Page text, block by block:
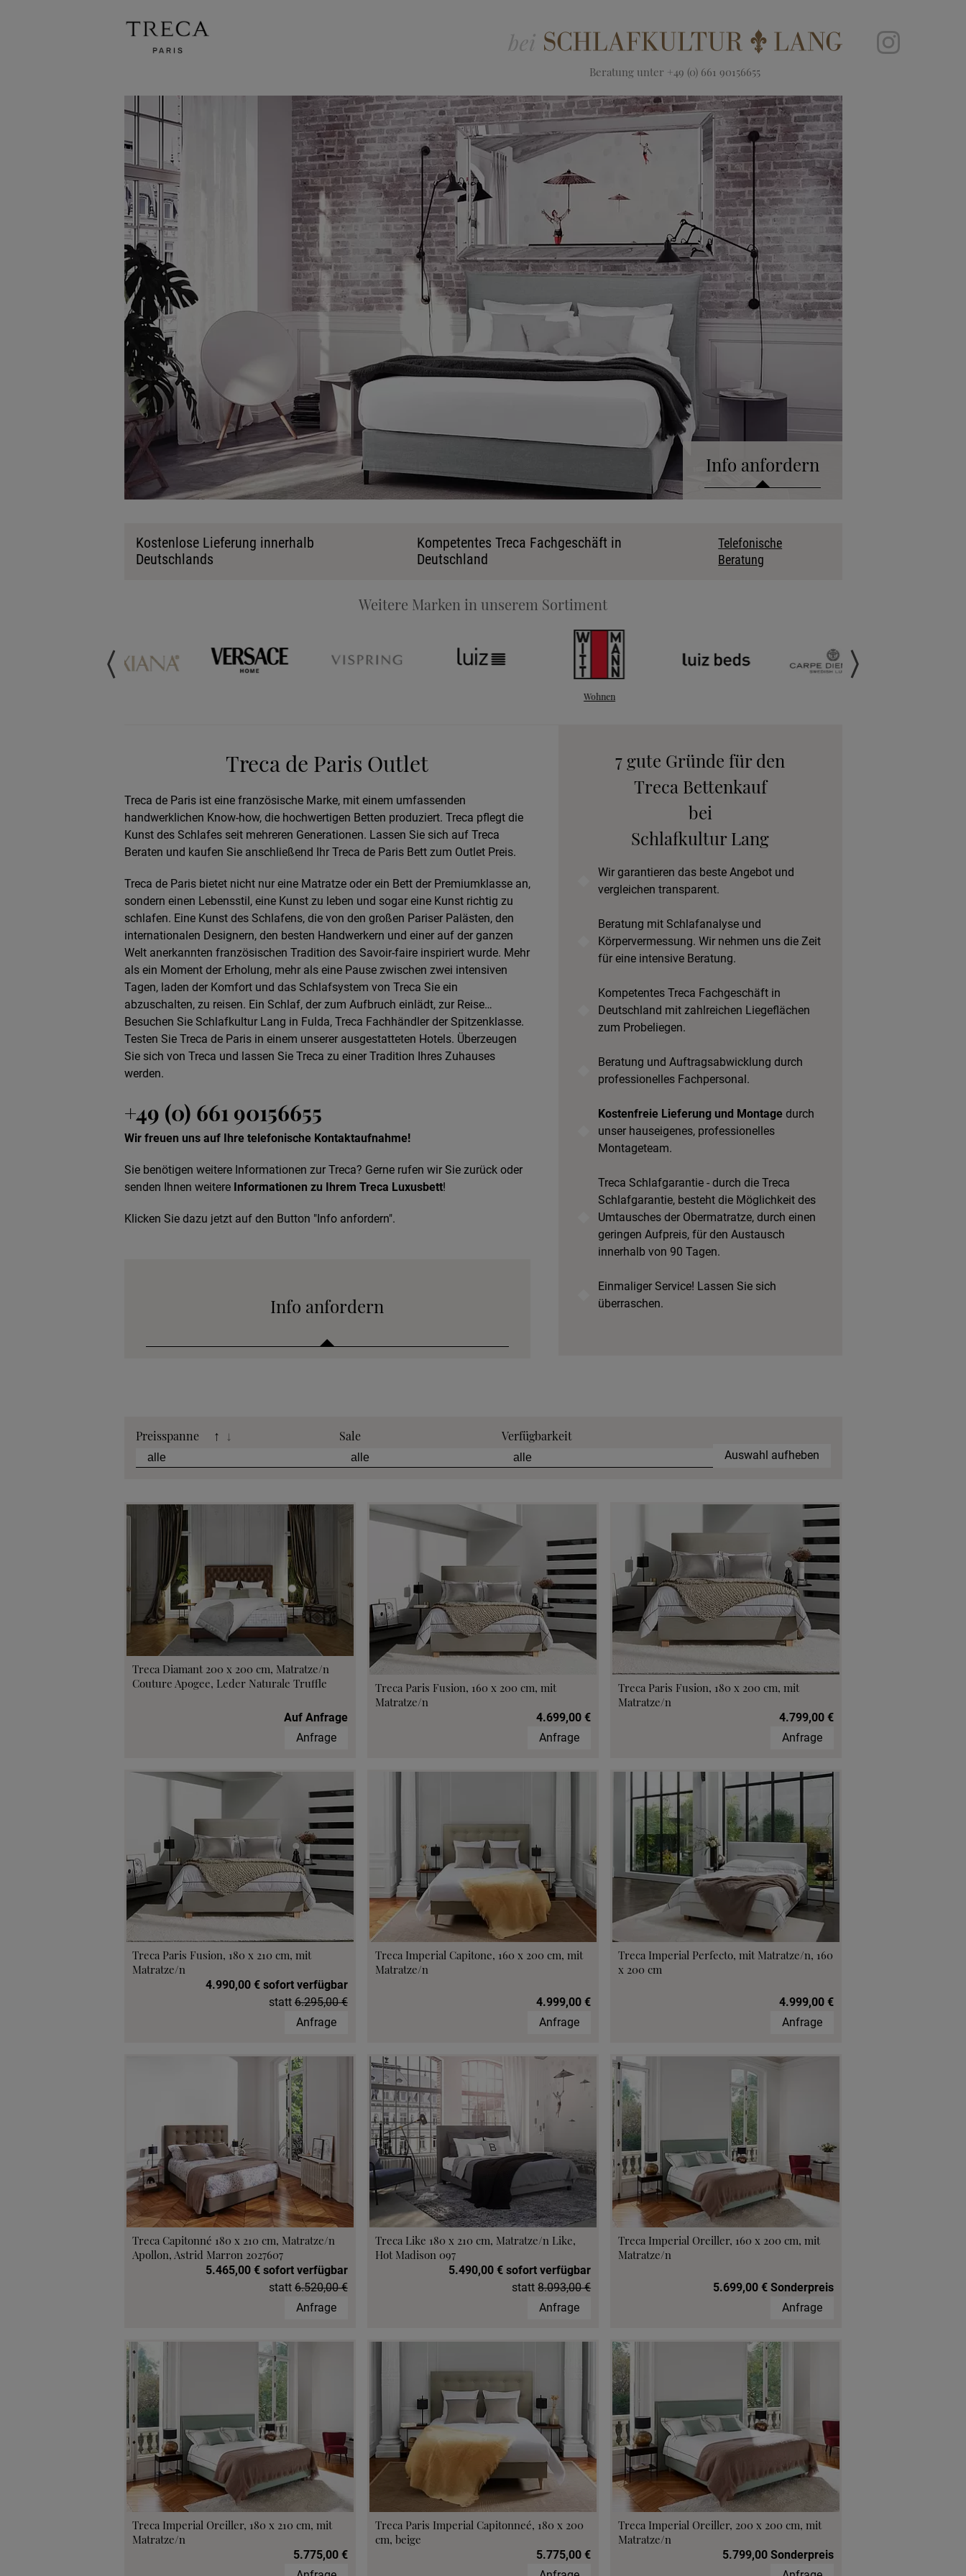
Beratung unter +49 (0) 661 90156655
Info anfordern
Katalog anfordern
Telefonische Beratung
anfordern
Beratungstermin
vereinbaren
Probeschlafen im Hotel
Kostenlose Lieferung innerhalb
Deutschlands
Kompetentes Treca Fachgeschäft in
Deutschland
Telefonische
Beratung
Weitere Marken in unserem Sortiment
Wohnen
Treca de Paris Outlet
Treca de Paris ist eine französische Marke, mit einem umfassenden
handwerklichen Know-how, die hochwertigen Betten produziert. Treca pflegt die
Kunst des Schlafes seit mehreren Generationen. Lassen Sie sich auf Treca
Beraten und kaufen Sie anschließend Ihr Treca de Paris Bett zum Outlet Preis.
Treca de Paris bietet nicht nur eine Matratze oder ein Bett der Premiumklasse an,
sondern einen Lebensstil, eine Kunst zu leben und sogar eine Kunst richtig zu
schlafen. Eine Kunst des Schlafens, die von den großen Pariser Palästen, den
internationalen Designern, den besten Handwerkern und einer auf der ganzen
Welt anerkannten französischen Tradition des Savoir-faire inspiriert wurde. Mehr
als ein Moment der Erholung, mehr als eine Pause zwischen zwei intensiven
Tagen, laden der Komfort und das Schlafsystem von Treca Sie ein
abzuschalten, zu reisen. Ein Schlaf, der zum Aufbruch einlädt, zur Reise…
Besuchen Sie Schlafkultur Lang in Fulda, Treca Fachhändler der Spitzenklasse.
Testen Sie Treca de Paris in einem unserer ausgestatteten Hotels. Überzeugen
Sie sich von Treca und lassen Sie Treca zu einer Tradition Ihres Zuhauses
werden.
+49 (0) 661 90156655
Wir freuen uns auf Ihre telefonische Kontaktaufnahme!
Sie benötigen weitere Informationen zur Treca? Gerne rufen wir Sie zurück oder
senden Ihnen weitere Informationen zu Ihrem Treca Luxusbett!
Klicken Sie dazu jetzt auf den Button "Info anfordern".
Info anfordern
Stoffkollektion anfordern
Telefonische Beratung anfordern
Angebot anfordern
Beratungstermin vereinbaren
Probeschlafen im Hotel
7 gute Gründe für den
Treca Bettenkauf
bei
Schlafkultur Lang
Wir garantieren das beste Angebot und
vergleichen transparent.
Beratung mit Schlafanalyse und
Körpervermessung. Wir nehmen uns die Zeit
für eine intensive Beratung.
Kompetentes Treca Fachgeschäft in
Deutschland mit zahlreichen Liegeflächen
zum Probeliegen.
Beratung und Auftragsabwicklung durch
professionelles Fachpersonal.
Kostenfreie Lieferung und Montagedurch
unser hauseigenes, professionelles
Montageteam.
Treca Schlafgarantie - durch die Treca
Schlafgarantie, besteht die Möglichkeit des
Umtausches der Obermatratze, durch einen
geringen Aufpreis, für den Austausch
innerhalb von 90 Tagen.
Einmaliger Service! Lassen Sie sich
überraschen.
Preisspanne ↑ ↓ Sale Verfügbarkeit
Auswahl aufheben
Treca Diamant 200 x 200 cm, Matratze/n
Couture Apogee, Leder Naturale Truffle
Auf Anfrage
Anfrage
Treca Paris Fusion, 160 x 200 cm, mit
Matratze/n
4.699,00 €
Anfrage
Treca Paris Fusion, 180 x 200 cm, mit
Matratze/n
4.799,00 €
Anfrage
Treca Paris Fusion, 180 x 210 cm, mit
Matratze/n
4.990,00 € sofort verfügbar
statt 6.295,00 €
Anfrage
Treca Imperial Capitone, 160 x 200 cm, mit
Matratze/n
4.999,00 €
Anfrage
Treca Imperial Perfecto, mit Matratze/n, 160
x 200 cm
4.999,00 €
Anfrage
Treca Capitonné 180 x 210 cm, Matratze/n
Apollon, Astrid Marron 2027607
5.465,00 € sofort verfügbar
statt 6.520,00 €
Anfrage
Treca Like 180 x 210 cm, Matratze/n Like,
Hot Madison 097
5.490,00 € sofort verfügbar
statt8.093,00 €
Anfrage
Treca Imperial Oreiller, 160 x 200 cm, mit
Matratze/n
5.699,00 € Sonderpreis
Anfrage
Treca Imperial Oreiller, 180 x 210 cm, mit
Matratze/n
5.775,00 €
Treca Paris Imperial Capitonneé, 180 x 200
cm, beige
5.775,00 €
Treca Imperial Oreiller, 200 x 200 cm, mit
Matratze/n
5.799,00 Sonderpreis